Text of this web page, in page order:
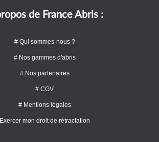
de France Abris :
# Qui sommes-nous ?
# Nos gammes d'abris
# Nos partenaires
# CGV
# Mentions légales
Exercer mon droit de rétractation